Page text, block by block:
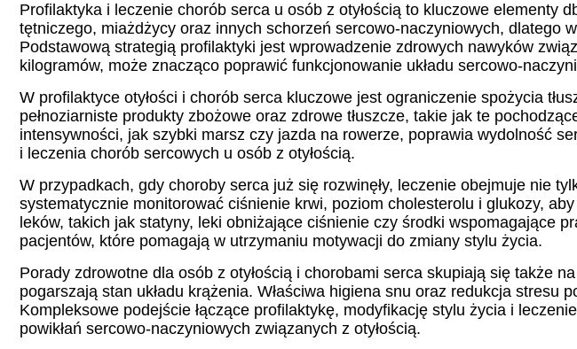
Profilaktyka i leczenie chorób serca u osób z otyłością to kluczowe elementy
tętniczego, miażdżycy oraz innych schorzeń sercowo-naczyniowych, dlatego
Podstawową strategią profilaktyki jest wprowadzenie zdrowych nawyków
kilogramów, może znacząco poprawić funkcjonowanie układu sercowo-
W profilaktyce otyłości i chorób serca kluczowe jest ograniczenie spożycia
pełnoziarniste produkty zbożowe oraz zdrowe tłuszcze, takie jak te
intensywności, jak szybki marsz czy jazda na rowerze, poprawia wydolność
i leczenia chorób sercowych u osób z otyłością.
W przypadkach, gdy choroby serca już się rozwinęły, leczenie obejmuje nie
systematycznie monitorować ciśnienie krwi, poziom cholesterolu i glukozy,
leków, takich jak statyny, leki obniżające ciśnienie czy środki wspomagające
pacjentów, które pomagają w utrzymaniu motywacji do zmiany stylu życia.
Porady zdrowotne dla osób z otyłością i chorobami serca skupiają się także
pogarszają stan układu krążenia. Właściwa higiena snu oraz redukcja
Kompleksowe podejście łączące profilaktykę, modyfikację stylu życia i
powikłań sercowo-naczyniowych związanych z otyłością.